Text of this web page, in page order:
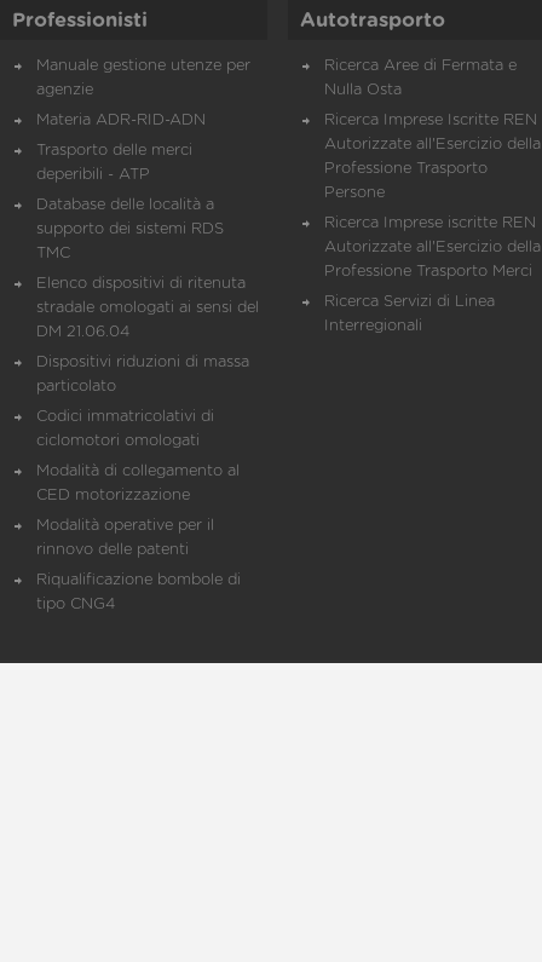
Professionisti
Manuale gestione utenze per
agenzie
Materia ADR-RID-ADN
Trasporto delle merci
deperibili - ATP
Database delle località a
supporto dei sistemi RDS
TMC
Elenco dispositivi di ritenuta
stradale omologati ai sensi del
DM 21.06.04
Dispositivi riduzioni di massa
particolato
Codici immatricolativi di
ciclomotori omologati
Modalità di collegamento al
CED motorizzazione
Modalità operative per il
rinnovo delle patenti
Riqualificazione bombole di
tipo CNG4
Autotrasporto
Ricerca Aree di Fermata e
Nulla Osta
Ricerca Imprese Iscritte REN
Autorizzate all'Esercizio della
Professione Trasporto
Persone
Ricerca Imprese iscritte REN
Autorizzate all'Esercizio della
Professione Trasporto Merci
Ricerca Servizi di Linea
Interregionali